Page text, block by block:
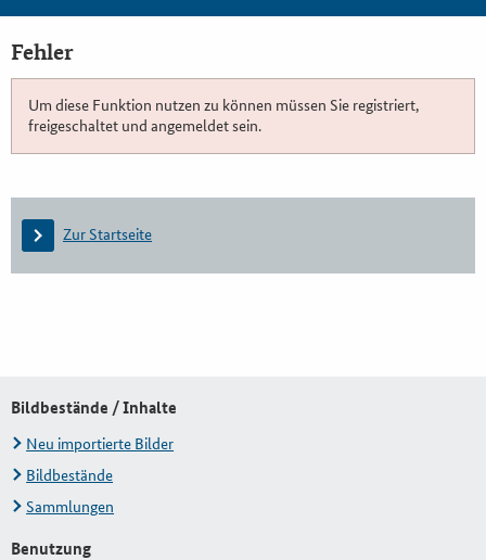
Fehler
Um diese Funktion nutzen zu können müssen Sie registriert,
freigeschaltet und angemeldet sein.
Zur Startseite
Bildbestände / Inhalte
Neu importierte Bilder
Bildbestände
Sammlungen
Benutzung